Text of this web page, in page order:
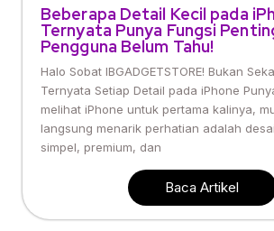
Beberapa Detail Kecil pada
Ternyata Punya Fungsi
Pengguna Belum Tahu!
Halo Sobat IBGADGETSTORE! Bukan
Ternyata Setiap Detail pada iPhone
melihat iPhone untuk pertama kalinya,
langsung menarik perhatian adalah
simpel, premium, dan
Baca Artikel